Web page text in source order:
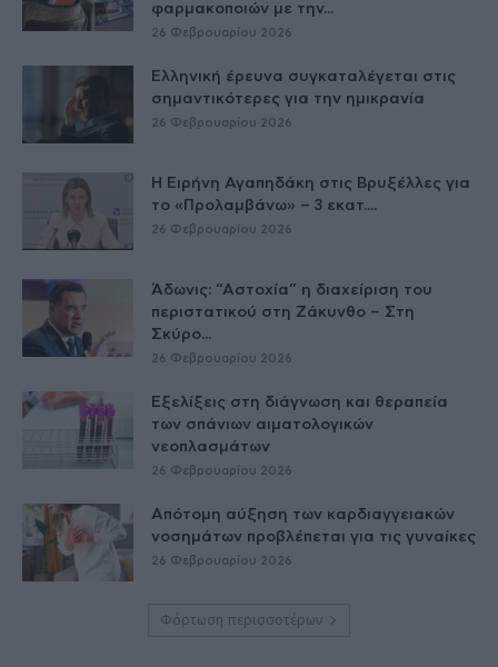
φαρμακοποιών με την...
26 Φεβρουαρίου 2026
Ελληνική έρευνα συγκαταλέγεται στις
σημαντικότερες για την ημικρανία
26 Φεβρουαρίου 2026
Η Ειρήνη Αγαπηδάκη στις Βρυξέλλες για
το «Προλαμβάνω» – 3 εκατ....
26 Φεβρουαρίου 2026
Άδωνις: “Αστοχία” η διαχείριση του
περιστατικού στη Ζάκυνθο – Στη
Σκύρο...
26 Φεβρουαρίου 2026
Εξελίξεις στη διάγνωση και θεραπεία
των σπάνιων αιματολογικών
νεοπλασμάτων
26 Φεβρουαρίου 2026
Απότομη αύξηση των καρδιαγγειακών
νοσημάτων προβλέπεται για τις γυναίκες
26 Φεβρουαρίου 2026
Φόρτωση περισσοτέρων